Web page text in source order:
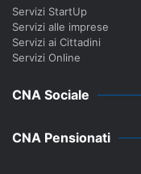
Servizi StartUp
Servizi alle imprese
Servizi ai Cittadini
Servizi Online
CNA Sociale
CNA Pensionati